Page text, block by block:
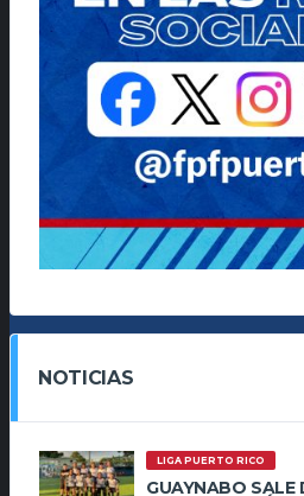
NOTICIAS
LIGA PUERTO RICO
GUAYNABO SALE